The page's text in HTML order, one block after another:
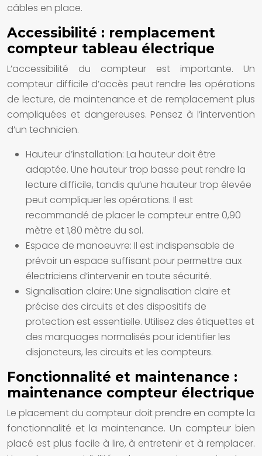
câbles en place.
Accessibilité : remplacement
compteur tableau électrique
L’accessibilité du compteur est importante. Un
compteur difficile d’accès peut rendre les opérations
de lecture, de maintenance et de remplacement plus
compliquées et dangereuses. Pensez à l’intervention
d’un technicien.
Hauteur d’installation: La hauteur doit être
adaptée. Une hauteur trop basse peut rendre la
lecture difficile, tandis qu’une hauteur trop élevée
peut compliquer les opérations. Il est
recommandé de placer le compteur entre 0,90
mètre et 1,80 mètre du sol.
Espace de manoeuvre: Il est indispensable de
prévoir un espace suffisant pour permettre aux
électriciens d’intervenir en toute sécurité.
Signalisation claire: Une signalisation claire et
précise des circuits et des dispositifs de
protection est essentielle. Utilisez des étiquettes et
des marquages normalisés pour identifier les
disjoncteurs, les circuits et les compteurs.
Fonctionnalité et maintenance :
maintenance compteur électrique
Le placement du compteur doit prendre en compte la
fonctionnalité et la maintenance. Un compteur bien
placé est plus facile à lire, à entretenir et à remplacer.